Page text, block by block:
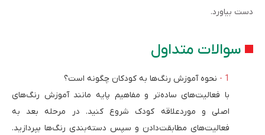
دست بیاورد.
سوالات متداول
نحوه آموزش رنگ‌ها به کودکان چگونه است؟
با فعالیت‌های ساده‌تر و مفاهیم پایه مانند آموزش رنگ‌های
اصلی و موردعلاقه کودک شروع کنید. در مرحله بعد به
فعالیت‌های مطابقت‌دادن و سپس دسته‌بندی رنگ‌ها بپردازید.